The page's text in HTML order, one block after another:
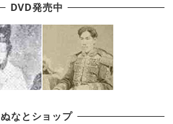
DVD発売中
ぬなとショップ